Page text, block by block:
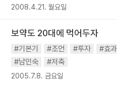
2008.4.21. 월요일
보약도 20대에 먹어두자
#기본기 #조언 #투자 #효과
#남인숙
#저축
2005.7.8. 금요일